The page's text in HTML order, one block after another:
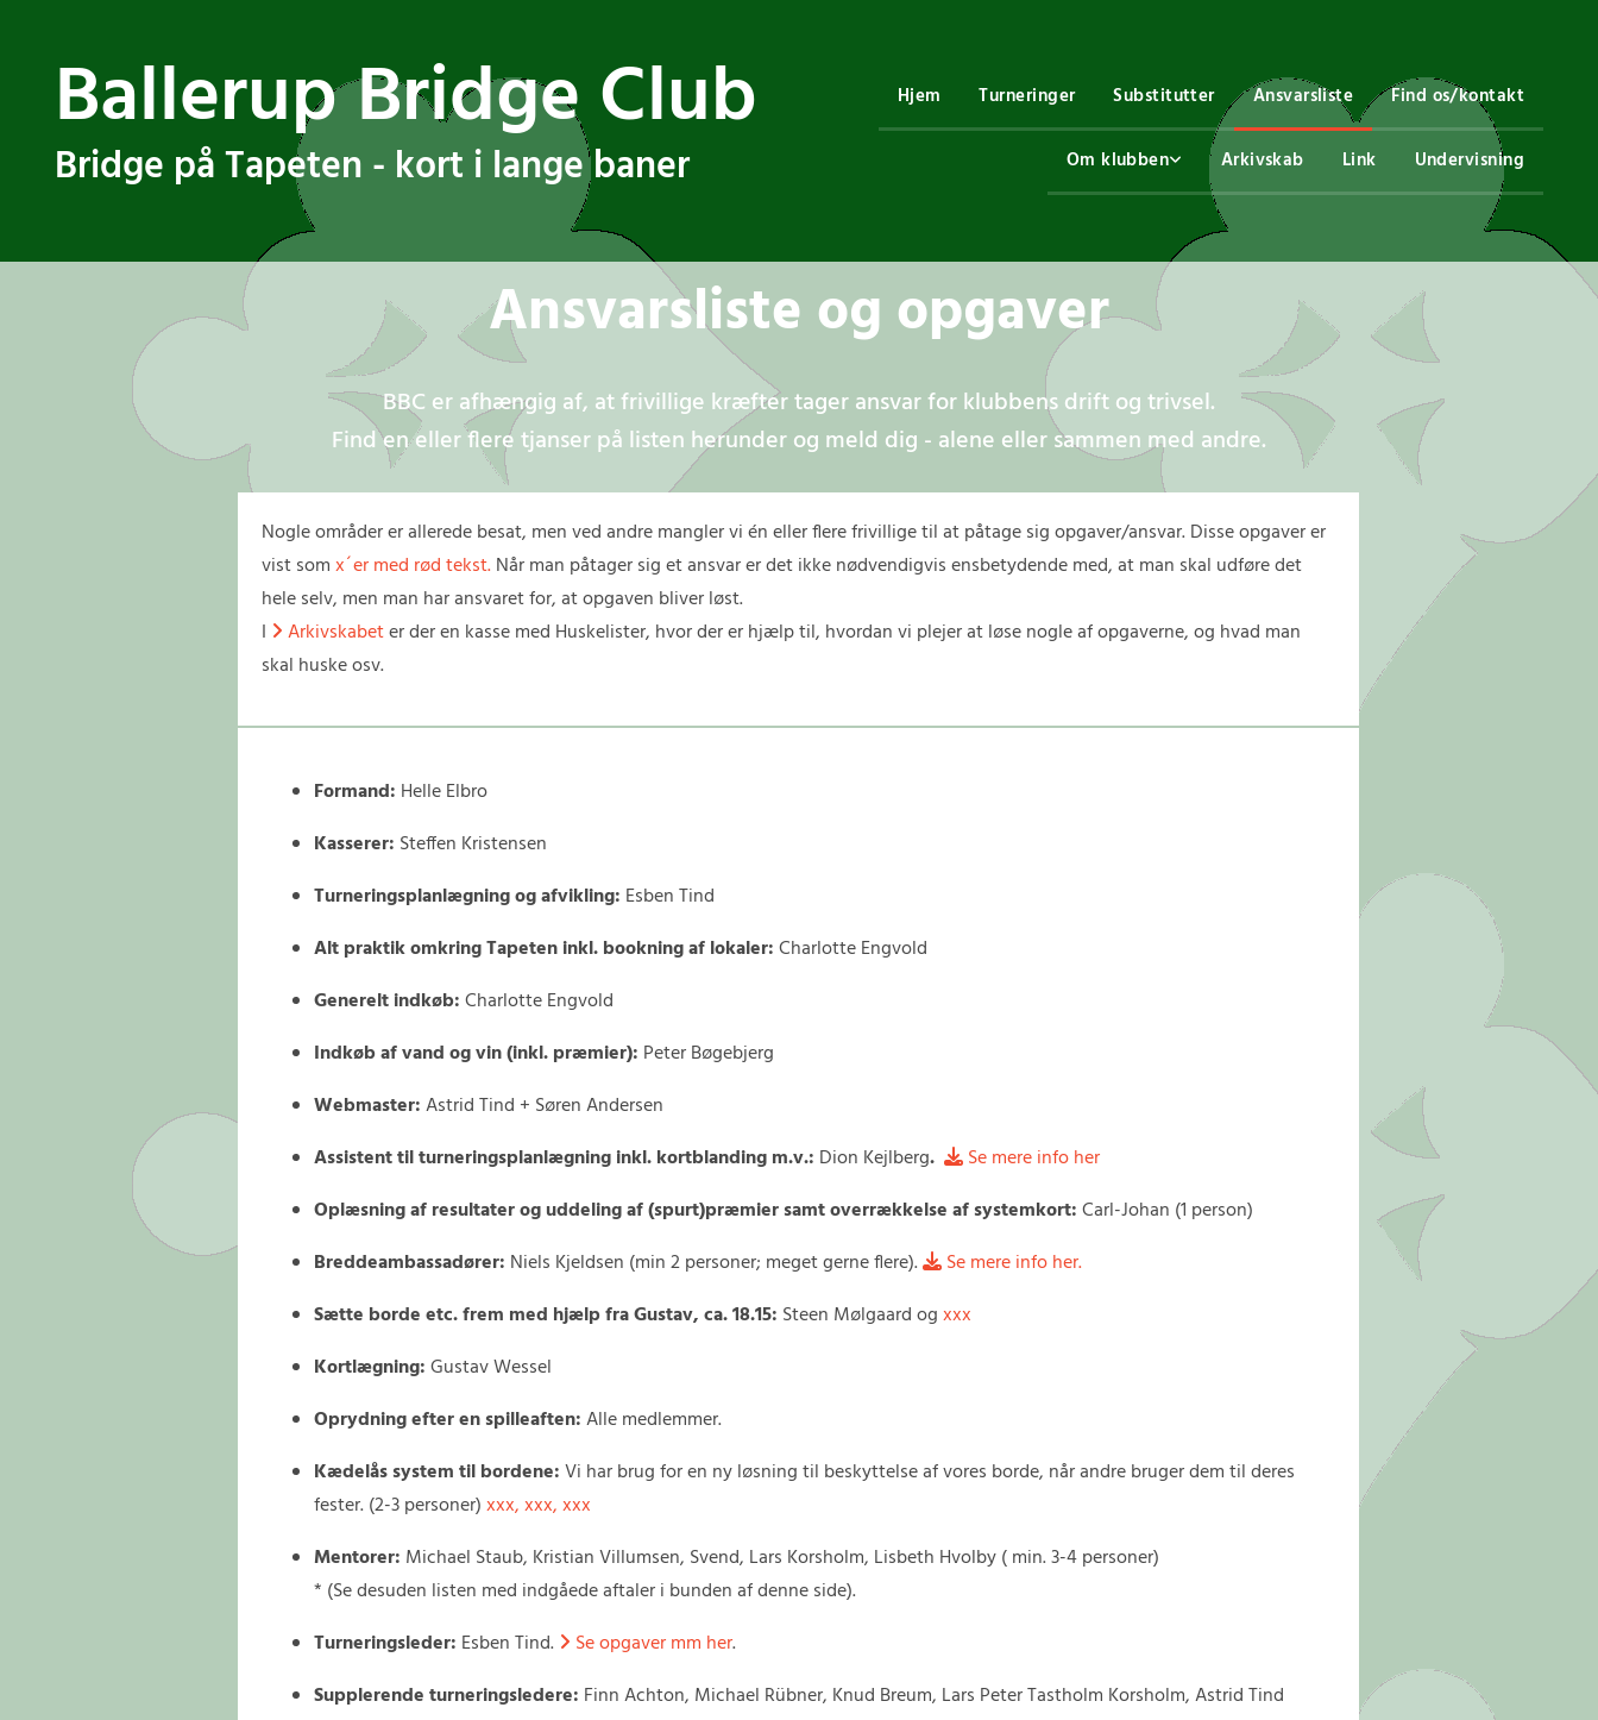
Ballerup Bridge Club
Bridge på Tapeten - kort i lange baner
Hjem Turneringer Substitutter Ansvarsliste Find os/kontakt
Om klubben Arkivskab Link Undervisning
Ansvarsliste og opgaver
BBC er afhængig af, at frivillige kræfter tager ansvar for klubbens drift og trivsel.
Find en eller flere tjanser på listen herunder og meld dig - alene eller sammen med andre.
Nogle områder er allerede besat, men ved andre mangler vi én eller flere frivillige til at påtage sig opgaver/ansvar. Disse opgaver er
vist somx´er med rød tekst.Når man påtager sig et ansvar er det ikke nødvendigvis ensbetydende med, at man skal udføre det
hele selv, men man har ansvaret for, at opgaven bliver løst.
I  Arkivskabeter der en kasse med Huskelister, hvor der er hjælp til, hvordan vi plejer at løse nogle af opgaverne, og hvad man
skal huske osv.
Formand: Helle Elbro
Kasserer: Steffen Kristensen
Turneringsplanlægning og afvikling: Esben Tind
Alt praktik omkring Tapeten inkl. bookning af lokaler:Charlotte Engvold
Generelt indkøb:Charlotte Engvold
Indkøb af vand og vin (inkl. præmier): Peter Bøgebjerg
Webmaster:Astrid Tind + Søren Andersen
Assistent til turneringsplanlægning inkl. kortblanding m.v.: Dion Kejlberg.  Se mere info her
Oplæsning af resultater og uddeling af (spurt)præmier samt overrækkelse af systemkort:Carl-Johan (1 person)
Breddeambassadører: Niels Kjeldsen (min 2 personer; meget gerne flere). Se mere info her.
Sætte borde etc. frem med hjælp fra Gustav, ca. 18.15: Steen Mølgaard ogxxx
Kortlægning:Gustav Wessel
Oprydning efter en spilleaften:Alle medlemmer.
Kædelås system til bordene:Vi har brug for en ny løsning til beskyttelse af vores borde, når andre bruger dem til deres
fester. (2-3 personer)xxx, xxx, xxx
Mentorer: Michael Staub, Kristian Villumsen, Svend, Lars Korsholm, Lisbeth Hvolby ( min. 3-4 personer)
* (Se desuden listen med indgåede aftaler i bunden af denne side).
Turneringsleder: Esben Tind.  Se opgaver mm her.
Supplerende turneringsledere: Finn Achton, Michael Rübner, Knud Breum, Lars Peter Tastholm Korsholm, Astrid Tind